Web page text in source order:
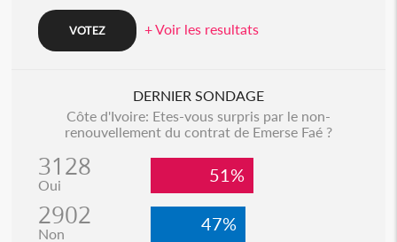
+ Voir les resultats
DERNIER SONDAGE
Côte d'Ivoire: Etes-vous surpris par le non-
renouvellement du contrat de Emerse Faé ?
3128
Oui 51%
2902
Non 47%